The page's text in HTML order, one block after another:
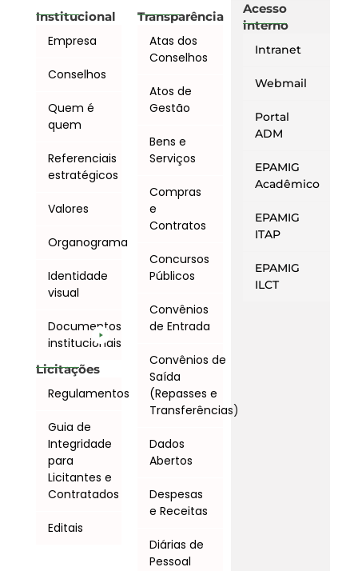
Institucional
Empresa
Conselhos
Quem é
quem
Referenciais
estratégicos
Valores
Organograma
Identidade
visual
Documentos
institucionais
Licitações
Regulamentos
Guia de
Integridade
para
Licitantes e
Contratados
Editais
Transparência
Atas dos
Conselhos
Atos de
Gestão
Bens e
Serviços
Compras
e
Contratos
Concursos
Públicos
Convênios
de Entrada
Convênios de
Saída
(Repasses e
Transferências)
Dados
Abertos
Despesas
e Receitas
Diárias de
Pessoal
Acesso
interno
Intranet
Webmail
Portal
ADM
EPAMIG
Acadêmico
EPAMIG
ITAP
EPAMIG
ILCT